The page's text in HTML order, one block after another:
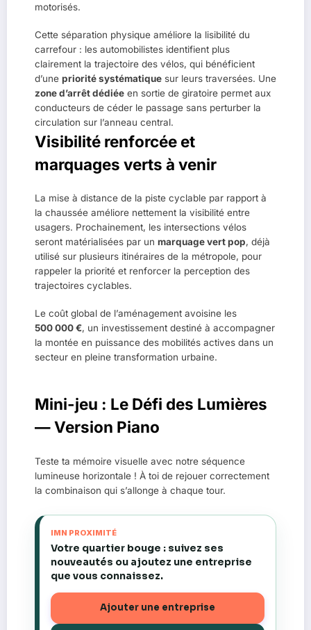
motorisés.
Cette séparation physique améliore la lisibilité du
carrefour : les automobilistes identifient plus
clairement la trajectoire des vélos, qui bénéficient
d’une priorité systématique sur leurs traversées. Une
zone d’arrêt dédiée en sortie de giratoire permet aux
conducteurs de céder le passage sans perturber la
circulation sur l’anneau central.
Visibilité renforcée et
marquages verts à venir
La mise à distance de la piste cyclable par rapport à
la chaussée améliore nettement la visibilité entre
usagers. Prochainement, les intersections vélos
seront matérialisées par un marquage vert pop, déjà
utilisé sur plusieurs itinéraires de la métropole, pour
rappeler la priorité et renforcer la perception des
trajectoires cyclables.
Le coût global de l’aménagement avoisine les
500 000 €, un investissement destiné à accompagner
la montée en puissance des mobilités actives dans un
secteur en pleine transformation urbaine.
Mini-jeu : Le Défi des Lumières
— Version Piano
Teste ta mémoire visuelle avec notre séquence
lumineuse horizontale ! À toi de rejouer correctement
la combinaison qui s’allonge à chaque tour.
IMN PROXIMITÉ
Votre quartier bouge : suivez ses
nouveautés ou ajoutez une entreprise
que vous connaissez.
Ajouter une entreprise